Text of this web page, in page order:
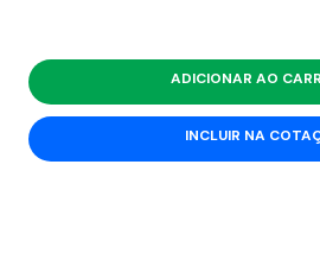
ADICIONAR AO
INCLUIR NA